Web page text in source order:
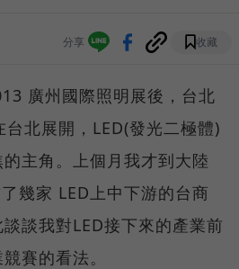
分享 收藏
廣州國際照明展後，台北
北展開，LED(發光二極體)
主角。上個月我才到大陸
幾家 LED上中下游的台商
談我對LED接下來的產業前
賽的看法。